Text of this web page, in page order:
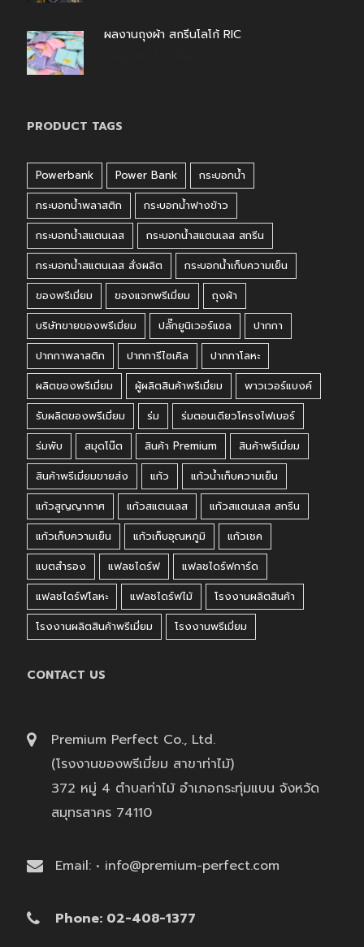
ผลงานถุงผ้า สกรีนโลโก้ RIC
PRODUCT TAGS
Powerbank Power Bank
กระบอกน้ำ
กระบอกน้ำพลาสติก
กระบอกน้ำฟางข้าว
กระบอกน้ำสแตนเลส
กระบอกน้ำสแตนเลส สกรีน
กระบอกน้ำสแตนเลส สั่งผลิต
กระบอกน้ำเก็บความเย็น
ของพรีเมี่ยม
ของแจกพรีเมี่ยม
ถุงผ้า
บริษัทขายของพรีเมี่ยม
ปลั๊กยูนิเวอร์แซล
ปากกา
ปากกาพลาสติก
ปากการีไซเคิล
ปากกาโลหะ
ผลิตของพรีเมี่ยม
ผู้ผลิตสินค้าพรีเมี่ยม
พาวเวอร์แบงค์
รับผลิตของพรีเมี่ยม
ร่ม
ร่มตอนเดียวโครงไฟเบอร์
ร่มพับ
สมุดโน๊ต สินค้า Premium
สินค้าพรีเมี่ยม
สินค้าพรีเมี่ยมขายส่ง
แก้ว
แก้วน้ำเก็บความเย็น
แก้วสูญญากาศ
แก้วสแตนเลส
แก้วสแตนเลส สกรีน
แก้วเก็บความเย็น
แก้วเก็บอุณหภูมิ
แก้วเชค
แบตสำรอง
แฟลชไดร์ฟ
แฟลชไดร์ฟการ์ด
แฟลชไดร์ฟโลหะ
แฟลชไดร์ฟไม้
โรงงานผลิตสินค้า
โรงงานผลิตสินค้าพรีเมี่ยม
โรงงานพรีเมี่ยม
CONTACT US
Premium Perfect Co., Ltd.
(โรงงานของพรีเมี่ยม สาขาท่าไม้)
372 หมู่ 4 ตำบลท่าไม้ อำเภอกระทุ่มแบน จังหวัด
สมุทรสาคร 74110
Email: • info@premium-perfect.com
Phone: 02-408-1377